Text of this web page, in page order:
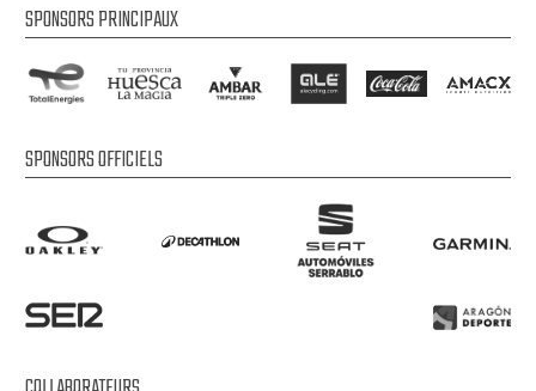
SPONSORS PRINCIPAUX
SPONSORS OFFICIELS